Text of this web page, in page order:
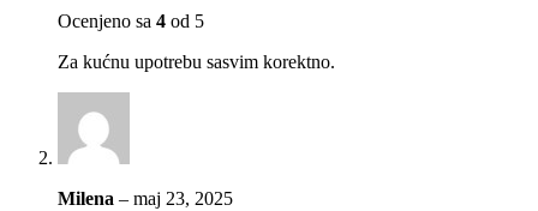
Ocenjeno sa 4 od 5
Za kućnu upotrebu sasvim korektno.
Milena – maj 23, 2025